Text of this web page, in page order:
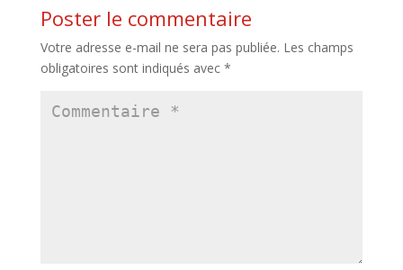
Poster le commentaire
Votre adresse e-mail ne sera pas publiée. Les champs
obligatoires sont indiqués avec *